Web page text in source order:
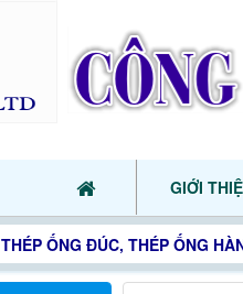
GIỚI
THÉP ỐNG ĐÚC, THÉP ỐNG